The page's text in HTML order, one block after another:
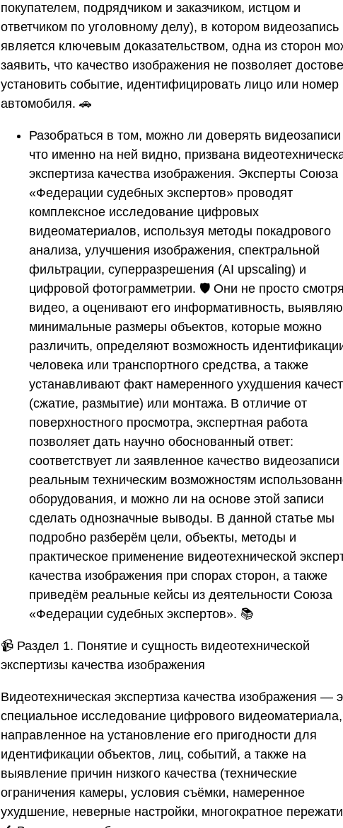
покупателем, подрядчиком и заказчиком, истцом и
ответчиком по уголовному делу), в котором видеозапись
является ключевым доказательством, одна из сторон
заявить, что качество изображения не позволяет
установить событие, идентифицировать лицо или номер
автомобиля. 🚗
Разобраться в том, можно ли доверять
что именно на ней видно, призвана
экспертиза качества изображения. Эксперты Союза
«Федерации судебных экспертов» проводят
комплексное исследование цифровых
видеоматериалов, используя методы покадрового
анализа, улучшения изображения, спектральной
фильтрации, суперразрешения (AI upscaling) и
цифровой фотограмметрии. 🛡️ Они не просто
видео, а оценивают его информативность,
минимальные размеры объектов, которые можно
различить, определяют возможность
человека или транспортного средства, а также
устанавливают факт намеренного ухудшения
(сжатие, размытие) или монтажа. В отличие от
поверхностного просмотра, экспертная работа
позволяет дать научно обоснованный ответ:
соответствует ли заявленное качество видеозаписи
реальным техническим возможностям
оборудования, и можно ли на основе этой записи
сделать однозначные выводы. В данной статье мы
подробно разберём цели, объекты, методы и
практическое применение видеотехнической
качества изображения при спорах сторон, а также
приведём реальные кейсы из деятельности Союза
«Федерации судебных экспертов». 📚
📹 Раздел 1. Понятие и сущность видеотехнической
экспертизы качества изображения
Видеотехническая экспертиза качества изображения —
специальное исследование цифрового видеоматериала,
направленное на установление его пригодности для
идентификации объектов, лиц, событий, а также на
выявление причин низкого качества (технические
ограничения камеры, условия съёмки, намеренное
ухудшение, неверные настройки, многократное